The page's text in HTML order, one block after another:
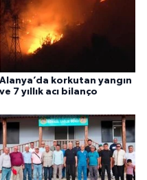
Alanya’da korkutan yangın
ve 7 yıllık acı bilanço